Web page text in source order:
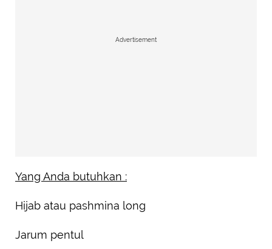
Advertisement
Yang Anda butuhkan :
Hijab atau pashmina long
Jarum pentul